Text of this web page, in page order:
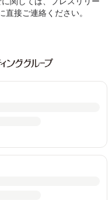
直接ご連絡ください。